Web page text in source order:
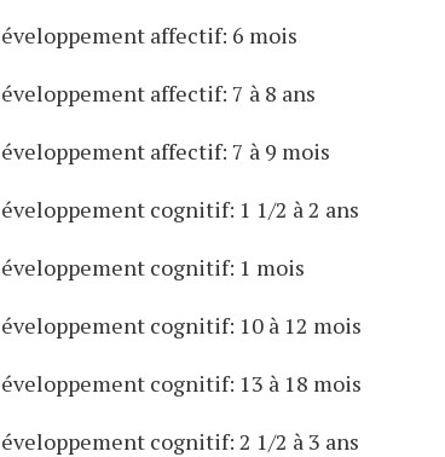
affectif: 6 mois
affectif: 7 à 8 ans
affectif: 7 à 9 mois
cognitif: 1 1/2 à 2 ans
cognitif: 1 mois
cognitif: 10 à 12 mois
cognitif: 13 à 18 mois
cognitif: 2 1/2 à 3 ans